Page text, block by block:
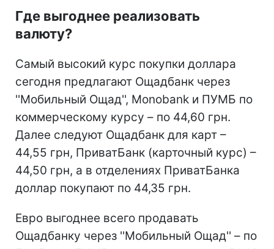
Где выгоднее реализовать
валюту?
Самый высокий курс покупки доллара
сегодня предлагают Ощадбанк через
''Мобильный Ощад'', Monobank и ПУМБ по
коммерческому курсу – по 44,60 грн.
Далее следуют Ощадбанк для карт –
44,55 грн, ПриватБанк (карточный курс) –
44,50 грн, а в отделениях ПриватБанка
доллар покупают по 44,35 грн.
Евро выгоднее всего продавать
Ощадбанку через ''Мобильный Ощад'' – по